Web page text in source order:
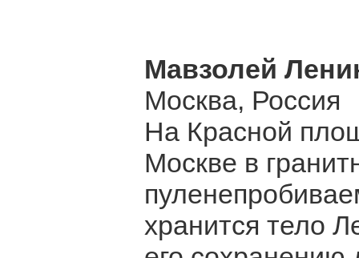
Мавзолей
Москва, Россия
На Красной
Москве в
хранится тело